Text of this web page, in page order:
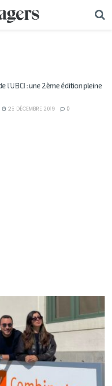
l’UBCI : une 2ème édition pleine
25 DÉCEMBRE 2019 0